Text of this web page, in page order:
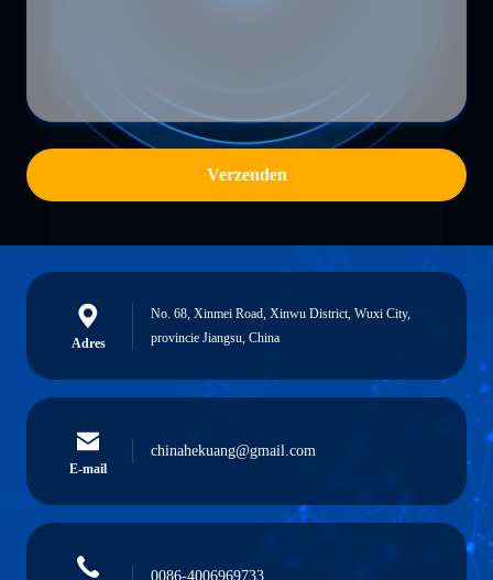
Verzenden
Adres
No. 68, Xinmei Road, Xinwu District, Wuxi City,
provincie Jiangsu, China
E-mail
chinahekuang@gmail.com
0086-4006969733